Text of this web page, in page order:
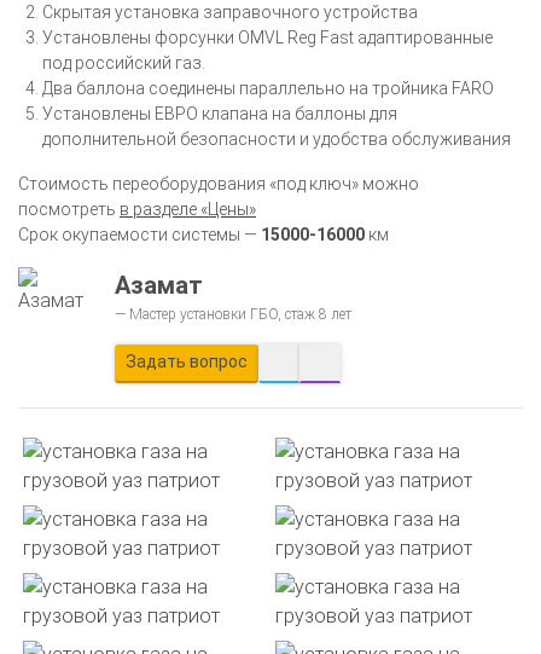
Скрытая установка заправочного устройства
Установлены форсунки OMVL Reg Fast адаптированные
под российский газ.
Два баллона соединены параллельно на тройника FARO
Установлены ЕВРО клапана на баллоны для
дополнительной безопасности и удобства обслуживания
Стоимость переоборудования «под ключ» можно
посмотреть в разделе «Цены»
Срок окупаемости системы — 15000-16000 км
Азамат
Мастер установки ГБО, стаж 8 лет
Задать вопрос